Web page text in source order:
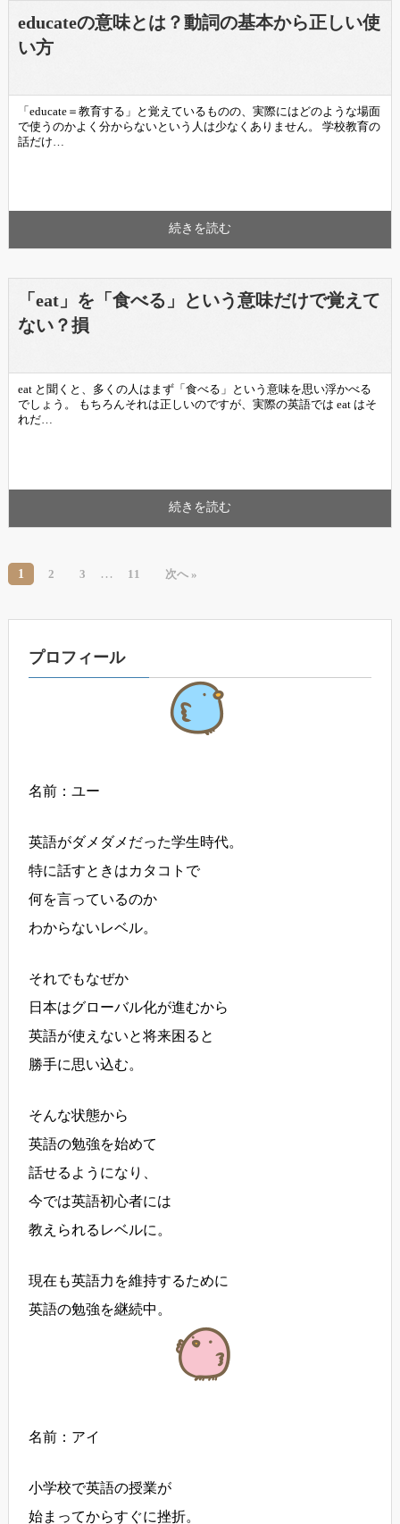
educateの意味とは？動詞の基本から正しい使
い方
「educate＝教育する」と覚えているものの、実際にはどのような場面
で使うのかよく分からないという人は少なくありません。 学校教育の
話だけ…
続きを読む
「eat」を「食べる」という意味だけで覚えて
ない？損
eat と聞くと、多くの人はまず「食べる」という意味を思い浮かべる
でしょう。 もちろんそれは正しいのですが、実際の英語では eat はそ
れだ…
続きを読む
1 2 3 … 11 次へ »
プロフィール
名前：ユー
英語がダメダメだった学生時代。
特に話すときはカタコトで
何を言っているのか
わからないレベル。
それでもなぜか
日本はグローバル化が進むから
英語が使えないと将来困ると
勝手に思い込む。
そんな状態から
英語の勉強を始めて
話せるようになり、
今では英語初心者には
教えられるレベルに。
現在も英語力を維持するために
英語の勉強を継続中。
名前：アイ
小学校で英語の授業が
始まってからすぐに挫折。